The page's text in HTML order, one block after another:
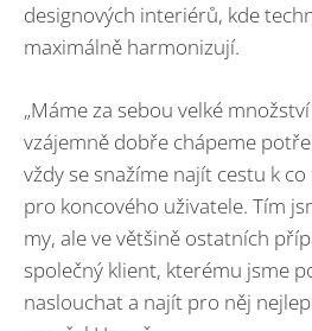
designových interiérů, kde
maximálně harmonizují.
„Máme za sebou velké
vzájemně dobře chápeme
vždy se snažíme najít cestu k
pro koncového uživatele. Tím
my, ale ve většině ostatních
společný klient, kterému jsme
naslouchat a najít pro něj